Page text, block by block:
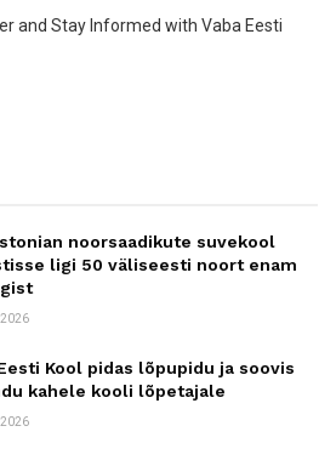
and Stay Informed with Vaba Eesti
noorsaadikute suvekool
ligi 50 väliseesti noort enam
Kool pidas lõpupidu ja soovis
kahele kooli lõpetajale